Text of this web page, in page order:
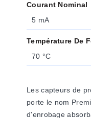
Courant Nominal
5 mA
Température De
70 °C
Les capteurs de
porte le nom
d'enrobage